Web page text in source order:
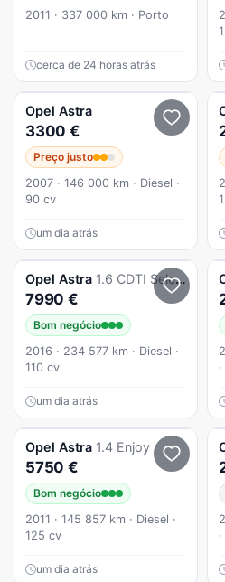
2011 · 337 000 km · Porto
cerca de 24 horas atrás
Opel Astra
3300 €
Preço justo
2007 · 146 000 km · Diesel ·
90 cv
um dia atrás
Opel Astra 1.6 CDTI Selection Start/Stop
7990 €
Bom negócio
2016 · 234 577 km · Diesel ·
110 cv
um dia atrás
Opel Astra 1.4 Enjoy
5750 €
Bom negócio
2011 · 145 857 km · Diesel ·
125 cv
um dia atrás